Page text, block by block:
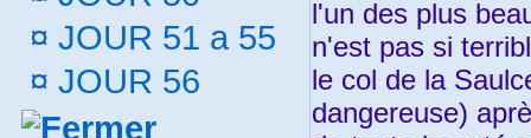
¤ JOUR 51 a 55
¤ JOUR 56
l'un des plus
n'est pas si
le col de la
dangereuse)